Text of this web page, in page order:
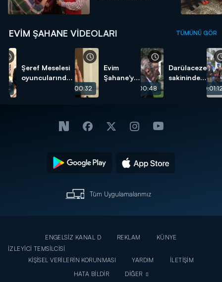
EVIM ŞAHANE VIDEOLARI TÜMÜNÜ GÖR
Şeref Meselesi
oyuncularından
00:00:32
Evim
Şahane'ye
00:00:48
Darülaceze
sakininden
Tüm Uygulamalarımız
ENGELSİZ KANAL D REKLAM
KÜNYE
İZLEYİCİ TEMSİLCİSİ
KİŞİSEL VERİLERİN KORUNMASI
YARDIM
İLETİŞİM
HATA BİLDİR
DİĞER